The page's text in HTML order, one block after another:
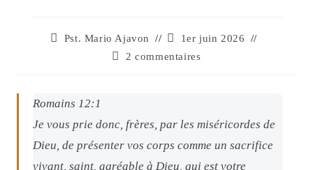
Pst. Mario Ajavon
1er juin 2026
2 commentaires
Romains 12:1
Je vous prie donc, frères, par les miséricordes de
Dieu, de présenter vos corps comme un sacrifice
vivant, saint, agréable à Dieu, qui est votre